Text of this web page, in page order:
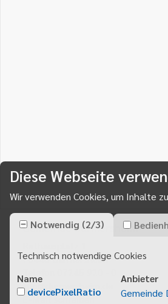
Gemeinde Durmersheim
76448Durmersheim
info@durmersheim.de
E-Mail schreiben
Diese Webseite
Wir verwenden Cookies, um Inhalte
Notwendig (2/3)
Technisch notwendige Cookies
Name
Anbieter
devicePixelRatio
Gemeinde